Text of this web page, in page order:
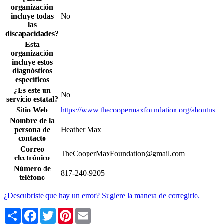
organización
incluye todas
las
discapacidades?
No
Esta
organización
incluye estos
diagnósticos
específicos
¿Es este un
servicio estatal?
No
Sitio Web
https://www.thecoopermaxfoundation.org/aboutus
Nombre de la
persona de
contacto
Heather Max
Correo
electrónico
TheCooperMaxFoundation@gmail.com
Número de
teléfono
817-240-9205
¿Descubriste que hay un error? Sugiere la manera de corregirlo.
Share Facebook
TwitterPinterest